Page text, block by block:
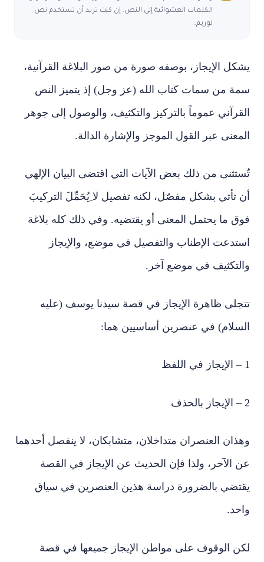
الكلمات العشوائية إلى النص. إن كنت تريد أن تستخدم نص
لوريم…
يشكل الإيجاز، بوصفه صورة من صور البلاغة القرآنية،
سمة من سمات كتاب الله (عز وجل) إذ يتميز النص
القرآني عموماً بالتركيز والتكثيف، والوصول إلى جوهر
المعنى عبر القول الموجز والإشارة الدالة.
تُستثنى من ذلك بعض الآيات التي اقتضى البيان الإلهي
أن تأتي بشكل مفصّل، لكنه تفصيل لا ِيُحَمِّلَ التركيبَ
فوق ما يحتمل المعنى أو يقتضيه. وفي ذلك كله بلاغة
استدعت الإطناب والتفصيل في موضع، والإيجاز
والتكثيف في موضع آخر.
تتجلى ظاهرة الإيجاز في قصة سيدنا يوسف (عليه
السلام) في عنصرين أساسيين هما:
1 – الإيجاز في اللفظ
2 – الإيجاز بالحذف
وهذان العنصران متداخلان، متشابكان، لا ينفصل أحدهما
عن الآخر، ولذا فإن الحديث عن الإيجاز في القصة
يقتضي بالضرورة دراسة هذين العنصرين في سياق
واحد.
لكن الوقوف على مواطن الإيجاز جميعها في قصة